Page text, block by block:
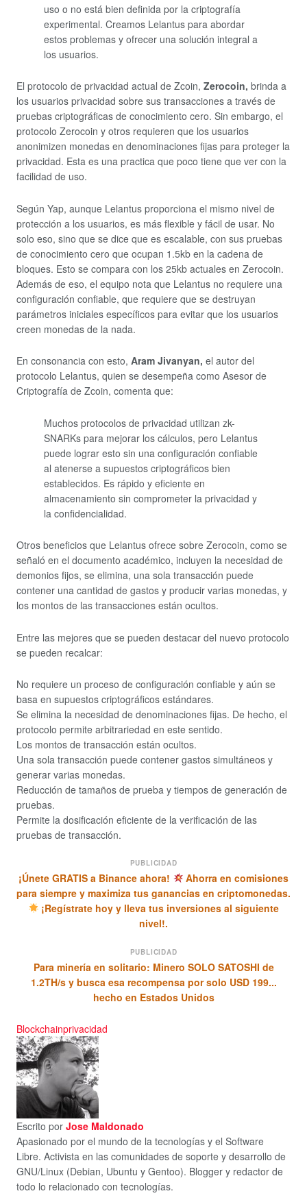
uso o no está bien definida por la criptografía
experimental. Creamos Lelantus para abordar
estos problemas y ofrecer una solución integral a
los usuarios.
El protocolo de privacidad actual de Zcoin, Zerocoin, brinda a
los usuarios privacidad sobre sus transacciones a través de
pruebas criptográficas de conocimiento cero. Sin embargo, el
protocolo Zerocoin y otros requieren que los usuarios
anonimizen monedas en denominaciones fijas para proteger la
privacidad. Esta es una practica que poco tiene que ver con la
facilidad de uso.
Según Yap, aunque Lelantus proporciona el mismo nivel de
protección a los usuarios, es más flexible y fácil de usar. No
solo eso, sino que se dice que es escalable, con sus pruebas
de conocimiento cero que ocupan 1.5kb en la cadena de
bloques. Esto se compara con los 25kb actuales en Zerocoin.
Además de eso, el equipo nota que Lelantus no requiere una
configuración confiable, que requiere que se destruyan
parámetros iniciales específicos para evitar que los usuarios
creen monedas de la nada.
En consonancia con esto, Aram Jivanyan, el autor del
protocolo Lelantus, quien se desempeña como Asesor de
Criptografía de Zcoin, comenta que:
Muchos protocolos de privacidad utilizan zk-
SNARKs para mejorar los cálculos, pero Lelantus
puede lograr esto sin una configuración confiable
al atenerse a supuestos criptográficos bien
establecidos. Es rápido y eficiente en
almacenamiento sin comprometer la privacidad y
la confidencialidad.
Otros beneficios que Lelantus ofrece sobre Zerocoin, como se
señaló en el documento académico, incluyen la necesidad de
demonios fijos, se elimina, una sola transacción puede
contener una cantidad de gastos y producir varias monedas, y
los montos de las transacciones están ocultos.
Entre las mejores que se pueden destacar del nuevo protocolo
se pueden recalcar:
No requiere un proceso de configuración confiable y aún se
basa en supuestos criptográficos estándares.
Se elimina la necesidad de denominaciones fijas. De hecho, el
protocolo permite arbitrariedad en este sentido.
Los montos de transacción están ocultos.
Una sola transacción puede contener gastos simultáneos y
generar varias monedas.
Reducción de tamaños de prueba y tiempos de generación de
pruebas.
Permite la dosificación eficiente de la verificación de las
pruebas de transacción.
PUBLICIDAD
¡Únete GRATIS a Binance ahora!
Ahorra en comisiones
para siempre y maximiza tus ganancias en criptomonedas.
¡Regístrate hoy y lleva tus inversiones al siguiente
nivel!.
PUBLICIDAD
Para minería en solitario: Minero SOLO SATOSHI de
1.2TH/s y busca esa recompensa por solo USD 199...
hecho en Estados Unidos
Blockchainprivacidad
Escrito por Jose Maldonado
Apasionado por el mundo de la tecnologías y el Software
Libre. Activista en las comunidades de soporte y desarrollo de
GNU/Linux (Debian, Ubuntu y Gentoo). Blogger y redactor de
todo lo relacionado con tecnologías.